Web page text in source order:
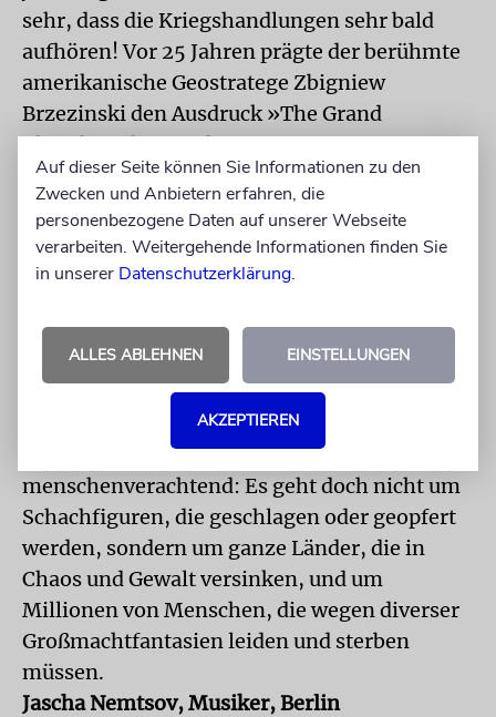
sehr, dass die Kriegshandlungen sehr bald
aufhören! Vor 25 Jahren prägte der berühmte
amerikanische Geostratege Zbigniew
Brzezinski den Ausdruck »The Grand
Chessboard«, mit dem er in seinem
gleichnamigen Buch Eurasien bezeichnete –
auf diesem »großen Schachbrett« sollten die
USA ihre Vorherrschaft als »die einzige
Weltmacht« (so hieß die deutsche
Brzezinski hätte die Ukraine eine
Schlüsselbedeutung in diesem »Spiel«. Ich
finde das Denken solcher Art, das heute die
Politik gleichermaßen in Washington,
Moskau, London oder Brüssel bestimmt,
menschenverachtend: Es geht doch nicht um
Schachfiguren, die geschlagen oder geopfert
werden, sondern um ganze Länder, die in
Chaos und Gewalt versinken, und um
Millionen von Menschen, die wegen diverser
Großmachtfantasien leiden und sterben
müssen.
Jascha Nemtsov, Musiker, Berlin
Auf dieser Seite können Sie Informationen zu den
Zwecken und Anbietern erfahren, die
personenbezogene Daten auf unserer Webseite
verarbeiten. Weitergehende Informationen finden Sie
in unserer Datenschutzerklärung.
ALLES ABLEHNEN EINSTELLUNGEN
AKZEPTIEREN